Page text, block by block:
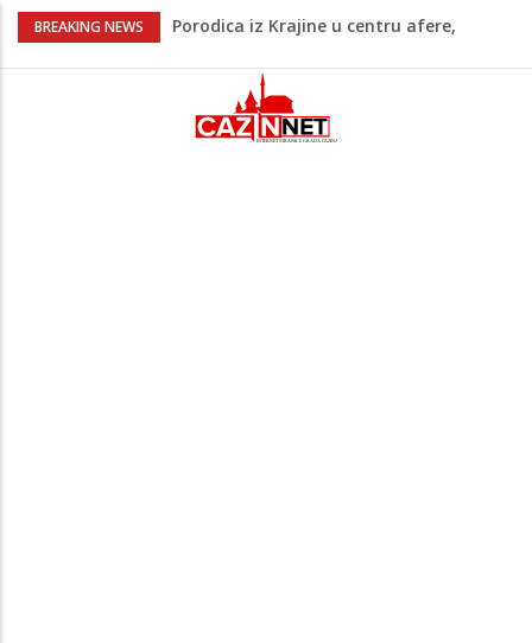
BREAKING NEWS
Porodica iz Krajine u centru afere,
Čestitka povodom Dana Grada Cazina
Velika Kladuša pod udarom požara:
Vatrogasci nadljudskim naporima